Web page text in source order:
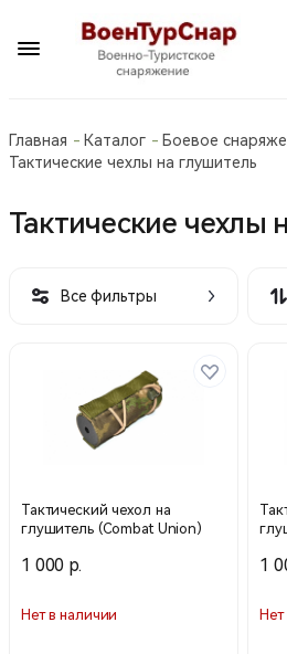
Главная Каталог
Боевое
Тактические чехлы на глушитель
Тактические чехлы
Все фильтры
Тактический чехол на
глушитель (Combat Union)
1 000 р.
Нет в наличии
1